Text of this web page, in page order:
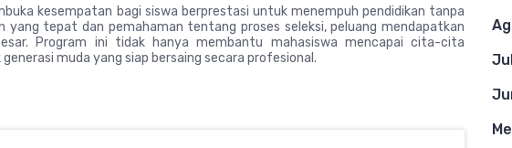
kesempatan bagi siswa berprestasi untuk menempuh pendidikan tanpa
yang tepat dan pemahaman tentang proses seleksi, peluang mendapatkan
Program ini tidak hanya membantu mahasiswa mencapai cita-cita
muda yang siap bersaing secara profesional.